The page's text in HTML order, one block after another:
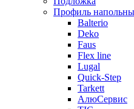
Профиль
Balterio
Deko
Faus
Flex line
Lugal
Quick-Step
Tarkett
АлюСервис